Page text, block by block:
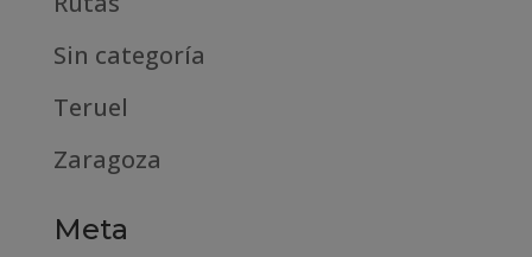
Sin categoría
Teruel
Zaragoza
Meta